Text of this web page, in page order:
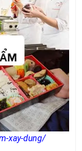
xay-dung/